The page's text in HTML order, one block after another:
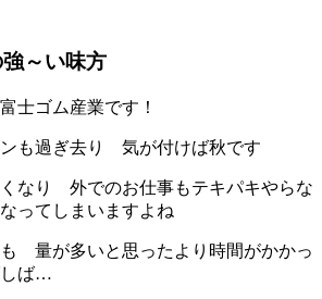
～い味方
士ゴム産業です！
も過ぎ去り 気が付けば秋です
なり 外でのお仕事もテキパキやらな
ってしまいますよね
量が多いと思ったより時間がかかっ
しば…